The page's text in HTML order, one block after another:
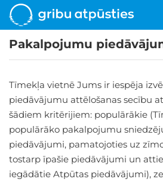
Pakalpojumu
Tīmekļa vietnē Jums ir iespēja
piedāvājumu attēlošanas secību
šādiem kritērijiem: populārākie
populārāko pakalpojumu
piedāvājumi, pamatojoties uz
tostarp īpašie piedāvājumi un
iegādātie Atpūtas piedāvājumi),